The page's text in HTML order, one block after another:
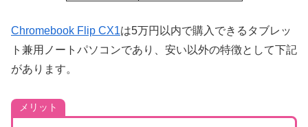
Chromebook Flip CX1は5万円以内で購入できるタブレッ
ト兼用ノートパソコンであり、安い以外の特徴として下記
があります。
メリット